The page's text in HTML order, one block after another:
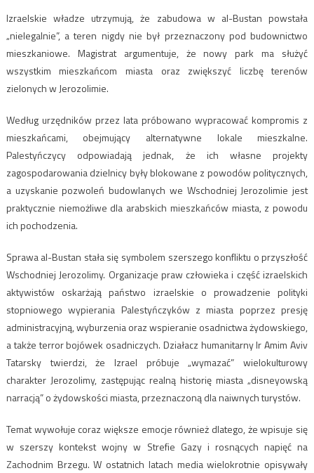
Izraelskie władze utrzymują, że zabudowa w al-Bustan powstała
„nielegalnie”, a teren nigdy nie był przeznaczony pod budownictwo
mieszkaniowe. Magistrat argumentuje, że nowy park ma służyć
wszystkim mieszkańcom miasta oraz zwiększyć liczbę terenów
zielonych w Jerozolimie.
Według urzędników przez lata próbowano wypracować kompromis z
mieszkańcami, obejmujący alternatywne lokale mieszkalne.
Palestyńczycy odpowiadają jednak, że ich własne projekty
zagospodarowania dzielnicy były blokowane z powodów politycznych,
a uzyskanie pozwoleń budowlanych we Wschodniej Jerozolimie jest
praktycznie niemożliwe dla arabskich mieszkańców miasta, z powodu
ich pochodzenia.
Sprawa al-Bustan stała się symbolem szerszego konfliktu o przyszłość
Wschodniej Jerozolimy. Organizacje praw człowieka i część izraelskich
aktywistów oskarżają państwo izraelskie o prowadzenie polityki
stopniowego wypierania Palestyńczyków z miasta poprzez presję
administracyjną, wyburzenia oraz wspieranie osadnictwa żydowskiego,
a także terror bojówek osadniczych. Działacz humanitarny Ir Amim Aviv
Tatarsky twierdzi, że Izrael próbuje „wymazać” wielokulturowy
charakter Jerozolimy, zastępując realną historię miasta „disneyowską
narracją” o żydowskości miasta, przeznaczoną dla naiwnych turystów.
Temat wywołuje coraz większe emocje również dlatego, że wpisuje się
w szerszy kontekst wojny w Strefie Gazy i rosnących napięć na
Zachodnim Brzegu. W ostatnich latach media wielokrotnie opisywały